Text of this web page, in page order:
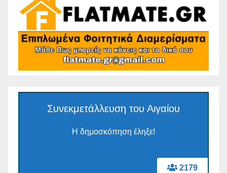
2179
Συνεκμετάλλευση του Αιγαίου
Η δημοσκόπηση έληξε!